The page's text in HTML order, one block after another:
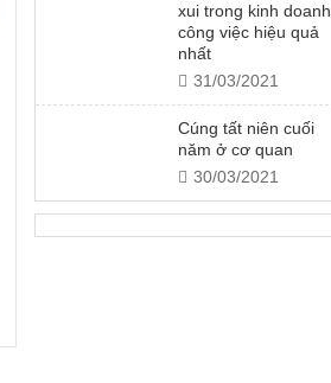
xui trong kinh doanh,
công việc hiệu quả
nhất
31/03/2021
Cúng tất niên cuối
năm ở cơ quan
30/03/2021